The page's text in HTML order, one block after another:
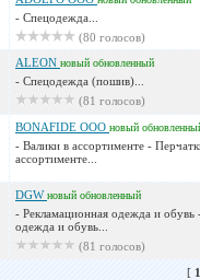
- Спецодежда...
(80 голосов)
ALEON новый обновленный
- Спецодежда (пошив)...
(81 голосов)
BONAFIDE ООО новый
- Валики в ассортименте -
ассортименте...
DGWновый обновленный
- Рекламационная одежда и обувь
одежда и обувь...
(81 голосов)
[ 1